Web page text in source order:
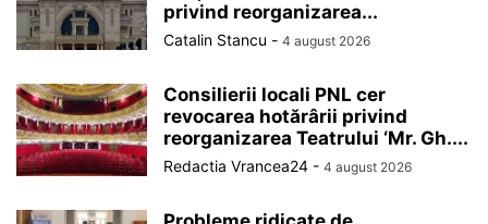
privind reorganizarea...
Catalin Stancu - 4 august 2026
Consilierii locali PNL cer
revocarea hotărârii privind
reorganizarea Teatrului ‘Mr. Gh....
Redactia Vrancea24 - 4 august 2026